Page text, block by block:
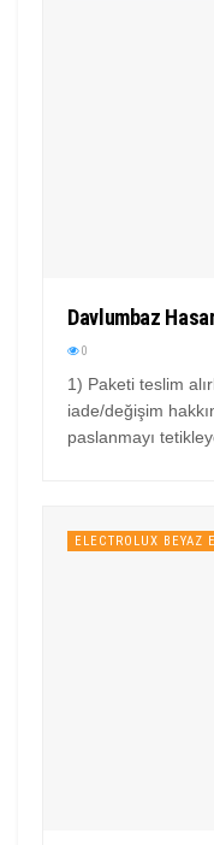
Davlumbaz
0
1) Paketi teslim
iade/değişim
paslanmayı
ELECTROLUX BEYAZ